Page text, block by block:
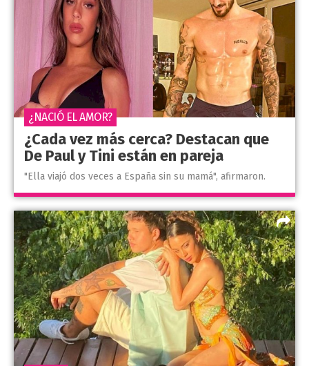
¿Cada vez más cerca? Destacan que
De Paul y Tini están en pareja
"Ella viajó dos veces a España sin su mamá", afirmaron.
¿NACIÓ EL AMOR?